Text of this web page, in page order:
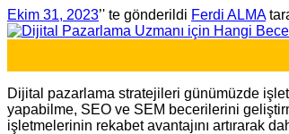
Ekim 31, 2023’' te gönderildi Ferdi ALMA
Dijital pazarlama stratejileri günümüzde
yapabilme, SEO ve SEM becerilerini
işletmelerinin rekabet avantajını artırarak